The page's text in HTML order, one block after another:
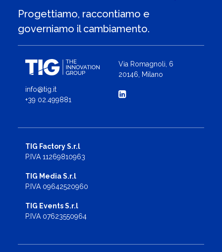
Progettiamo, raccontiamo e
governiamo il cambiamento.
info@tig.it
+39 02.499881
Via Romagnoli, 6
20146, Milano
TIG Factory S.r.l
P.IVA 11269810963
TIG Media S.r.l
P.IVA 09642520960
TIG Events S.r.l
P.IVA 07623550964